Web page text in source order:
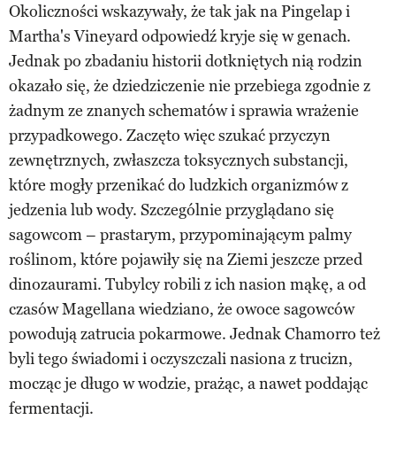
Okoliczności wskazywały, że tak jak na Pingelap i
Martha's Vineyard odpowiedź kryje się w genach.
Jednak po zbadaniu historii dotkniętych nią rodzin
okazało się, że dziedziczenie nie przebiega zgodnie z
żadnym ze znanych schematów i sprawia wrażenie
przypadkowego. Zaczęto więc szukać przyczyn
zewnętrznych, zwłaszcza toksycznych substancji,
które mogły przenikać do ludzkich organizmów z
jedzenia lub wody. Szczególnie przyglądano się
sagowcom – prastarym, przypominającym palmy
roślinom, które pojawiły się na Ziemi jeszcze przed
dinozaurami. Tubylcy robili z ich nasion mąkę, a od
czasów Magellana wiedziano, że owoce sagowców
powodują zatrucia pokarmowe. Jednak Chamorro też
byli tego świadomi i oczyszczali nasiona z trucizn,
mocząc je długo w wodzie, prażąc, a nawet poddając
fermentacji.